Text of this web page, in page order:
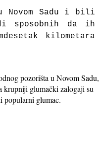
Sadu i bili
sposobnih da ih
kilometara
pozorišta u Novom Sadu,
krupniji glumački zalogaji su
popularni glumac.